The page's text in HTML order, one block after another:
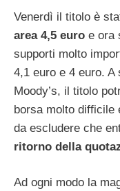
Venerdì il titolo è
area 4,5 euro e ora
supporti molto
4,1 euro e 4 euro. A
Moody’s, il titolo
borsa molto difficile
da escludere che
ritorno della
Ad ogni modo la